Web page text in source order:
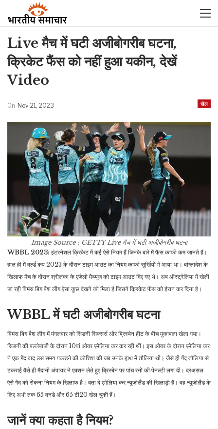
Live मैच में घटी अजीबोगरीब घटना,
क्रिकेट फैंस को नहीं हुआ यकीन, देखें
Video
खेल
On Nov 21, 2023
Image Source : GETTYLive मैच में घटी अजीबोगरीब घटना
WBBL 2023: इंटरनेशल क्रिकेट में कई ऐसे नियम हैं जिनके बारे में फैंस काफी कम जानते हैं।
हाल ही में वर्ल्ड कप 2023 के दौरान टाइम आउट का नियम काफी सुर्खियों में आया था। बांग्लादेश के
खिलाफ मैच के दौरान श्रीलंका के एंजेलो मैथ्‍यूज को टाइम आउट दिए गए थे। अब ऑस्ट्रेलिया में खेली
जा रही विमंस बिग बैश लीग ऐसा कुछ देखने को मिला है जिसने क्रिकेट फैंस को हैरान कर दिया है।
WBBL में घटी अजीबोगरीब घटना
विमंस बिग बैश लीग में मंगलवार को सिडनी सिक्सर्स और ब्रिस्बेन हीट के बीच मुकाबला खेला गया।
सिडनी की बल्लेबाजी के दौरान 10वां ओवर एमेलिया कर कर रही थीं। इस ओवर के दौरान एमेलिया कर
ने एक गेंद बाद उस समय पकड़ने की कोशिश की जब उनके हाथ में तौलिया थी। जैसे ही गेंद तौलिया से
टकराई वैसे ही मैदानी अंपायर ने एक्शन लेते हुए ब्रिस्बेन पर पांच रनों की पेनल्टी लगा दी। दरअसल
ऐसे गेंद को रोकना नियम के खिलाफ है। बता दें एमेलिया कर न्यूजीलैंड की खिलाड़ी हैं। वह न्यूजीलैंड के
लिए अभी तक 65 वनडे और 65 टी20 खेल चुकी हैं।
जानें क्या कहता है नियम?